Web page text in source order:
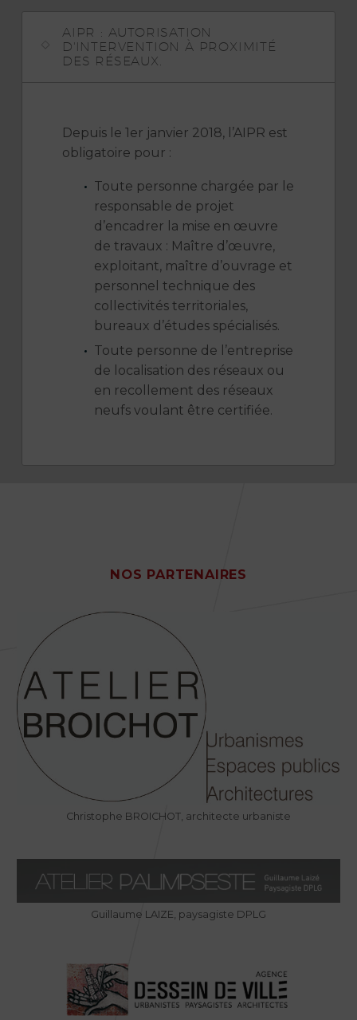
AIPR : AUTORISATION
D'INTERVENTION À PROXIMITÉ
DES RÉSEAUX.
Depuis le 1er janvier 2018, l’AIPR est
obligatoire pour :
Toute personne chargée par le
responsable de projet
d’encadrer la mise en œuvre
de travaux : Maître d’œuvre,
exploitant, maître d’ouvrage et
personnel technique des
collectivités territoriales,
bureaux d’études spécialisés.
Toute personne de l’entreprise
de localisation des réseaux ou
en recollement des réseaux
neufs voulant être certifiée.
NOS PARTENAIRES
Christophe BROICHOT, architecte urbaniste
Guillaume LAIZE, paysagiste DPLG